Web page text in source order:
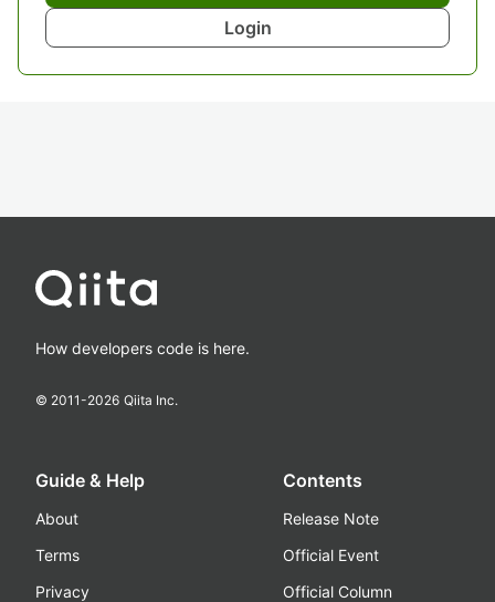
Login
How developers code is here.
© 2011-2026 Qiita Inc.
Guide & Help
About
Terms
Privacy
Contents
Release Note
Official Event
Official Column